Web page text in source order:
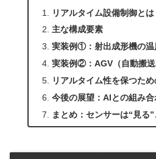
リアルタイム設備制御とは
主な構成要素
実装例①：射出成形機の温
実装例②：AGV（自動搬
リアルタイム性を保つた
今後の展望：AIとの組み
まとめ：センサーは“見る